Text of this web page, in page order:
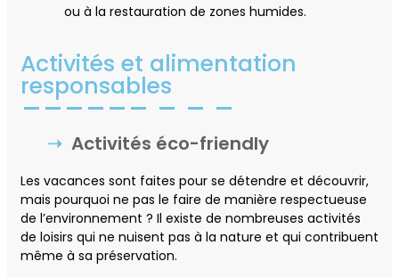
ou à la restauration de zones humides.
Activités et alimentation
responsables
Activités éco-friendly
Les vacances sont faites pour se détendre et découvrir,
mais pourquoi ne pas le faire de manière respectueuse
de l’environnement ? Il existe de nombreuses activités
de loisirs qui ne nuisent pas à la nature et qui contribuent
même à sa préservation.